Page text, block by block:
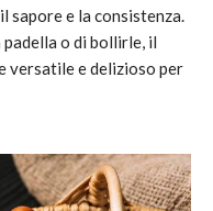
sapore e la consistenza.
o di bollirle, il
versatile e delizioso per